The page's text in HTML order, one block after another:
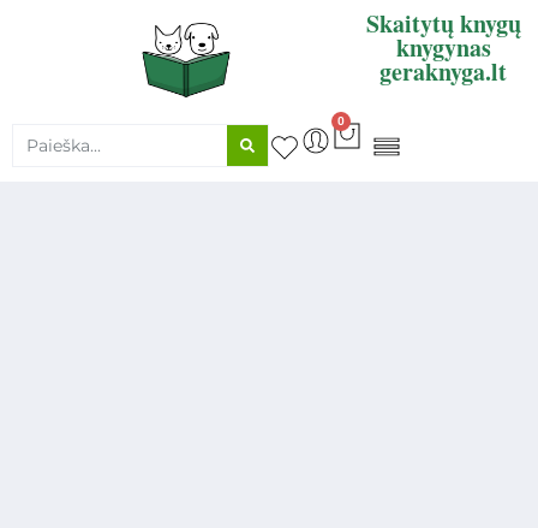
Skaitytų knygų
knygynas
geraknyga.lt
0